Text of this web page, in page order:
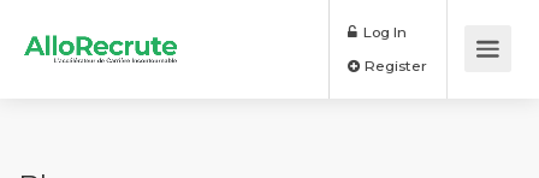
Log In